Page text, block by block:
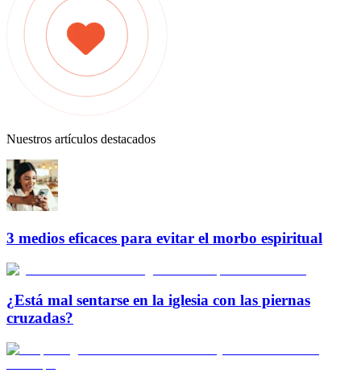
Nuestros artículos destacados
3 medios eficaces para evitar el morbo espiritual
¿Está mal sentarse en la iglesia con las piernas
cruzadas?